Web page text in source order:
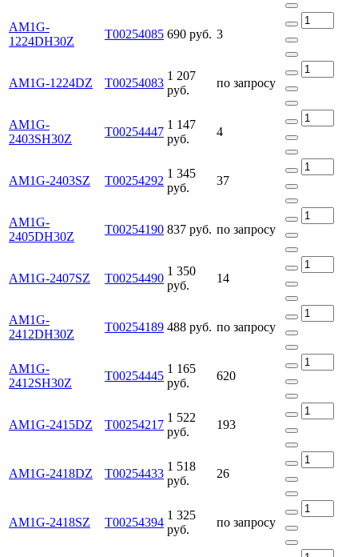
AM1G-
1224DH30Z
Т00254085 690 руб. 3
AM1G-1224DZ Т00254083
1 207
руб.
по запросу
AM1G-
2403SH30Z
Т00254447
1 147
руб.
4
AM1G-2403SZ Т00254292
1 345
руб.
37
AM1G-
2405DH30Z
Т00254190 837 руб. по запросу
AM1G-2407SZ Т00254490
1 350
руб.
14
AM1G-
2412DH30Z
Т00254189 488 руб. по запросу
AM1G-
2412SH30Z
Т00254445
1 165
руб.
620
AM1G-2415DZ Т00254217
1 522
руб.
193
AM1G-2418DZ Т00254433
1 518
руб.
26
AM1G-2418SZ Т00254394
1 325
руб.
по запросу